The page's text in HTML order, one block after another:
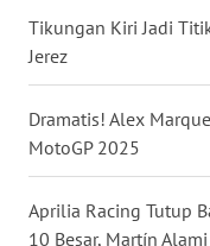
Tikungan Kiri Jadi
Jerez
Dramatis! Alex
MotoGP 2025
Aprilia Racing Tutup
10 Besar, Martín
WN
SUMBAR
WN
SUMSEL
WN